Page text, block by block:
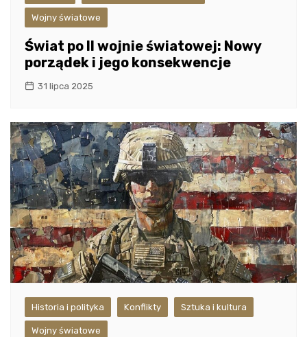
Wojny światowe
Świat po II wojnie światowej: Nowy
porządek i jego konsekwencje
31 lipca 2025
Historia i polityka Konflikty Sztuka i kultura
Wojny światowe